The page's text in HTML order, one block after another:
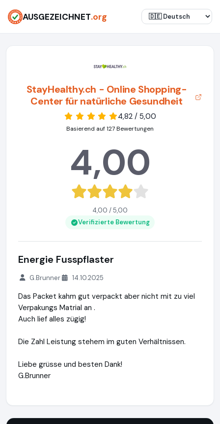
AUSGEZEICHNET.org
StayHealthy.ch - Online Shopping-
Center für natürliche Gesundheit
4,82 / 5,00
Basierend auf 127 Bewertungen
4,00
4,00 / 5,00
Verifizierte Bewertung
Energie Fusspflaster
G.Brunner 14.10.2025
Das Packet kahm gut verpackt aber nicht mit zu viel
Verpakungs Matrial an .
Auch lief alles zügig!
Die Zahl Leistung stehem im guten Verhältnissen.
Liebe grüsse und besten Dank!
G.Brunner